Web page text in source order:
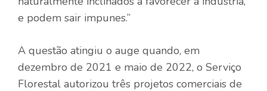
e podem sair impunes.”
A questão atingiu o auge quando, em
dezembro de 2021 e maio de 2022, o Serviço
Florestal autorizou três projetos comerciais de